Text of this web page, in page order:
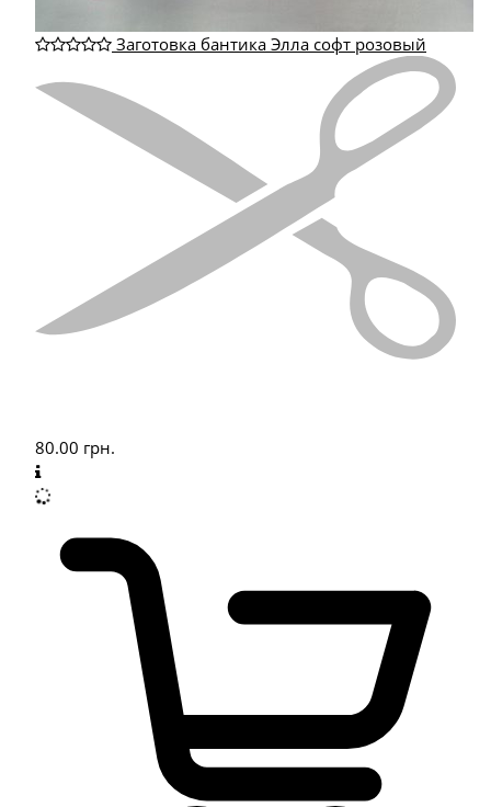
Заготовка бантика Элла софт розовый
80.00 грн.